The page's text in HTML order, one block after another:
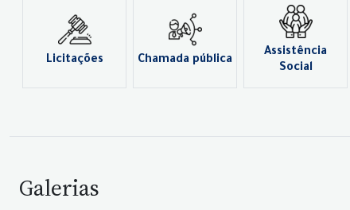
Licitações Chamada pública
Assistência
Social
Galerias